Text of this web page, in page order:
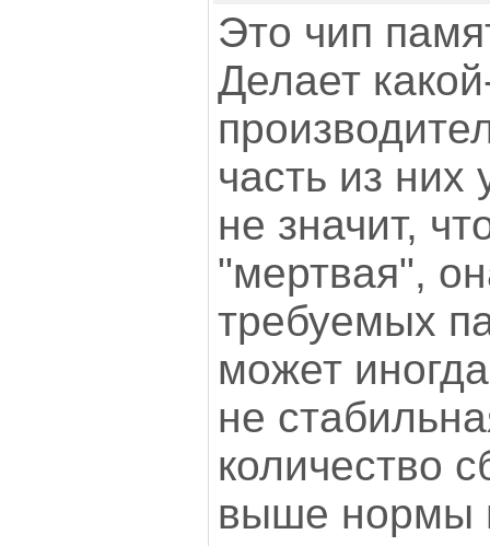
Это чип
Делает
часть из них
не значит,
"мертвая",
требуемых
может
не
количество
выше нормы